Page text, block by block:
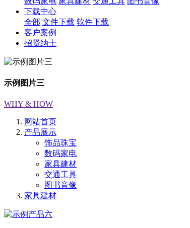
下载中心
全部 文件下载 软件下载
客户案例
招贤纳士
示例图片三
WHY & HOW
网站首页
产品展示
饰品珠宝
数码家电
家具建材
交通工具
图书音像
家具建材